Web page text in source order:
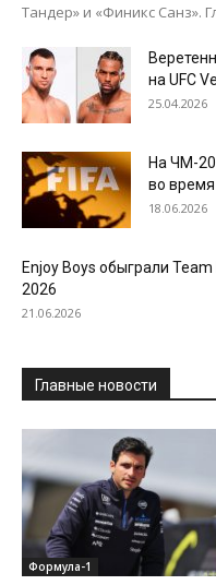
Тандер» и «Финикс Санз».
на UFC
25.04.2026
На ЧМ-
во
18.06.2026
Enjoy Boys обыграли
2026
21.06.2026
Главные новости
Формула-1